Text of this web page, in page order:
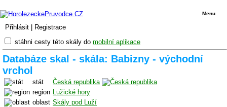
Přihlásit Registrace
Menu
stáhni cesty této skály do mobilní aplikace
Databáze skal - skála: Babizny - východní
vrchol
stát
Česká republika
region Lužické hory
oblast Skály pod Luží